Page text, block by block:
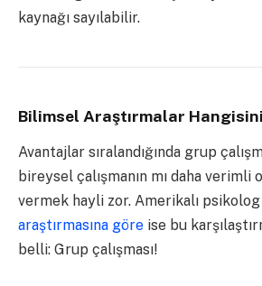
kaynağı sayılabilir.
Bilimsel Araştırmalar
Avantajlar sıralandığında grup
bireysel çalışmanın mı daha verimli
vermek hayli zor. Amerikalı psikolog
araştırmasına göre ise bu
belli: Grup çalışması!